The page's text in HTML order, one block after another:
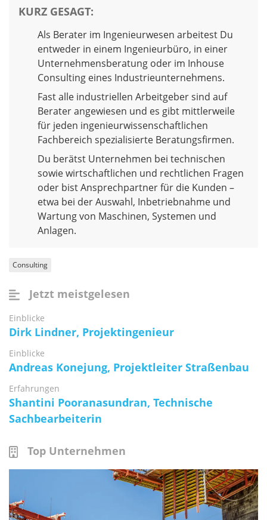
KURZ GESAGT:
Als Berater im Ingenieurwesen arbeitest Du
entweder in einem Ingenieurbüro, in einer
Unternehmensberatung oder im Inhouse
Consulting eines Industrieunternehmens.
Fast alle industriellen Arbeitgeber sind auf
Berater angewiesen und es gibt mittlerweile
für jeden ingenieurwissenschaftlichen
Fachbereich spezialisierte Beratungsfirmen.
Du berätst Unternehmen bei technischen
sowie wirtschaftlichen und rechtlichen Fragen
oder bist Ansprechpartner für die Kunden –
etwa bei der Auswahl, Inbetriebnahme und
Wartung von Maschinen, Systemen und
Anlagen.
Consulting
Jetzt meistgelesen
Einblicke
Dirk Lindner, Projektingenieur
Einblicke
Andreas Konejung, Projektleiter Straßenbau
Erfahrungen
Shantini Pooranasundran, Technische
Sachbearbeiterin
Top Unternehmen